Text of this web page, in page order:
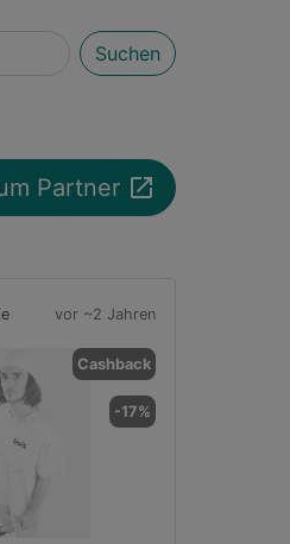
Suchen
Partner launch
vor ~2 Jahren
Cashback
-17%